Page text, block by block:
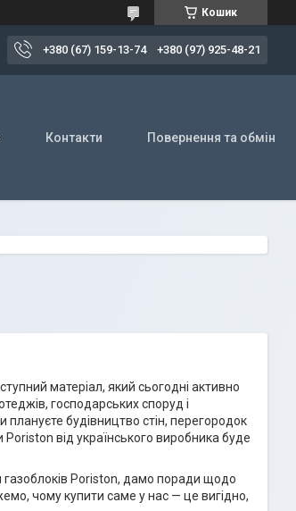
Кошик
+380 (67) 159-13-74 +380 (97) 925-48-21
Контакти Повернення та обмін
матеріал, який сьогодні активно
господарських споруд і
плануєте будівництво стін, перегородок
від українського виробника буде
газоблоків Poriston, дамо поради щодо
чому купити саме у нас — це вигідно,